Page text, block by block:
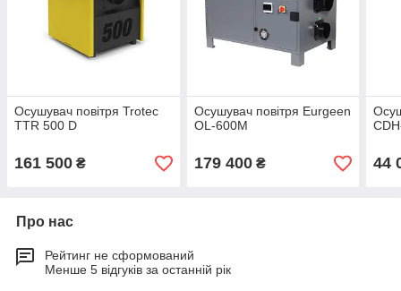
Осушувач повітря Trotec
TTR 500 D
161 500 ₴
Осушувач повітря Eurgeen
OL-600M
179 400₴ 44
Про нас
Рейтинг не сформований
Менше 5 відгуків за останній рік